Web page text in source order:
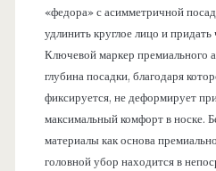
«федора» с асимметричной
удлинить круглое лицо и
Ключевой маркер премиального
глубина посадки, благодаря
фиксируется, не деформирует
максимальный комфорт в носке.
материалы как основа
головной убор находится в